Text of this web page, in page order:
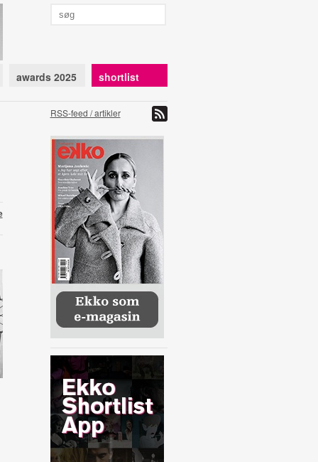
awards 2025 shortlist
RSS-feed / artikler